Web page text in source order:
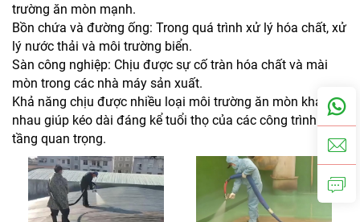
trường ăn mòn mạnh.
Bồn chứa và đường ống: Trong quá trình xử lý hóa chất, xử
lý nước thải và môi trường biển.
Sàn công nghiệp: Chịu được sự cố tràn hóa chất và mài
mòn trong các nhà máy sản xuất.
Khả năng chịu được nhiều loại môi trường ăn mòn khác
nhau giúp kéo dài đáng kể tuổi thọ của các công trình hạ
tầng quan trọng.